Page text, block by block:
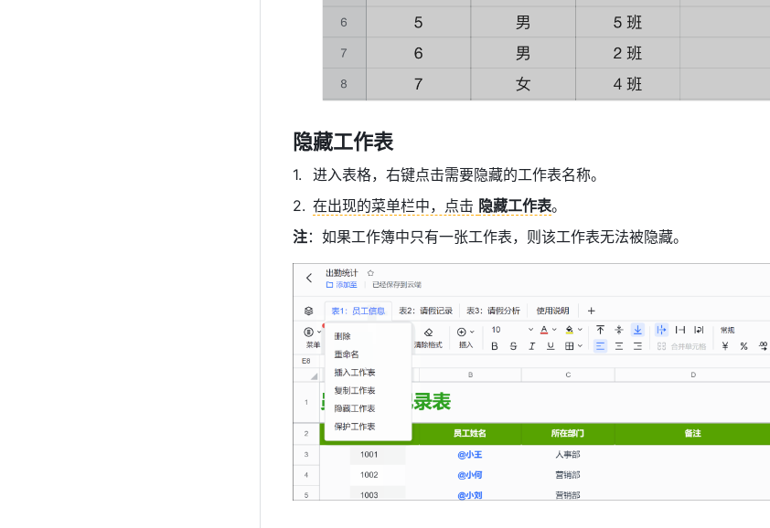
隐藏工作表
进入表格，右键点击需要隐藏的工作表名称。
在出现的菜单栏中，点击 隐藏工作表。
注：如果工作簿中只有一张工作表，则该工作表无法被隐藏。